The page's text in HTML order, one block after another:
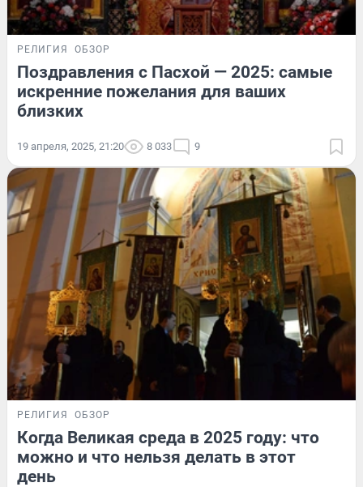
РЕЛИГИЯ ОБЗОР
Поздравления с Пасхой — 2025: самые
искренние пожелания для ваших
близких
19 апреля, 2025, 21:20 8 033 9
РЕЛИГИЯ ОБЗОР
Когда Великая среда в 2025 году: что
можно и что нельзя делать в этот
день